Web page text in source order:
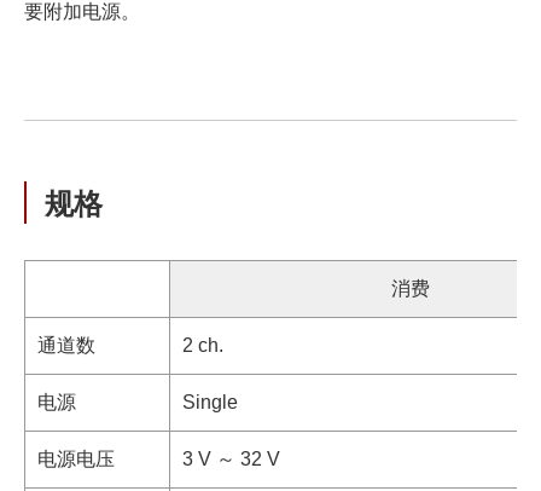
要附加电源。
规格
消费
通道数 2 ch.
电源 Single
电源电压 3 V ～ 32 V